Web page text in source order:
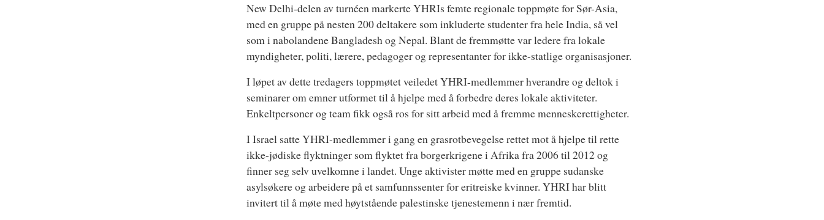
New Delhi-delen av turnéen markerte YHRIs femte regionale toppmøte for Sør-Asia,
med en gruppe på nesten 200 deltakere som inkluderte studenter fra hele India, så vel
som i nabolandene Bangladesh og Nepal. Blant de fremmøtte var ledere fra lokale
myndigheter, politi, lærere, pedagoger og representanter for ikke-statlige organisasjoner.
I løpet av dette tredagers toppmøtet veiledet YHRI-medlemmer hverandre og deltok i
seminarer om emner utformet til å hjelpe med å forbedre deres lokale aktiviteter.
Enkeltpersoner og team fikk også ros for sitt arbeid med å fremme menneskerettigheter.
I Israel satte YHRI-medlemmer i gang en grasrotbevegelse rettet mot å hjelpe til rette
ikke-jødiske flyktninger som flyktet fra borgerkrigene i Afrika fra 2006 til 2012 og
finner seg selv uvelkomne i landet. Unge aktivister møtte med en gruppe sudanske
asylsøkere og arbeidere på et samfunnssenter for eritreiske kvinner. YHRI har blitt
invitert til å møte med høytstående palestinske tjenestemenn i nær fremtid.